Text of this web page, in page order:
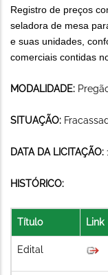
Registro de preços
seladora de mesa
e suas unidades,
comerciais contidas
MODALIDADE:
SITUAÇÃO:
DATA DA LICITAÇÃO:
HISTÓRICO:
Título Link
Edital